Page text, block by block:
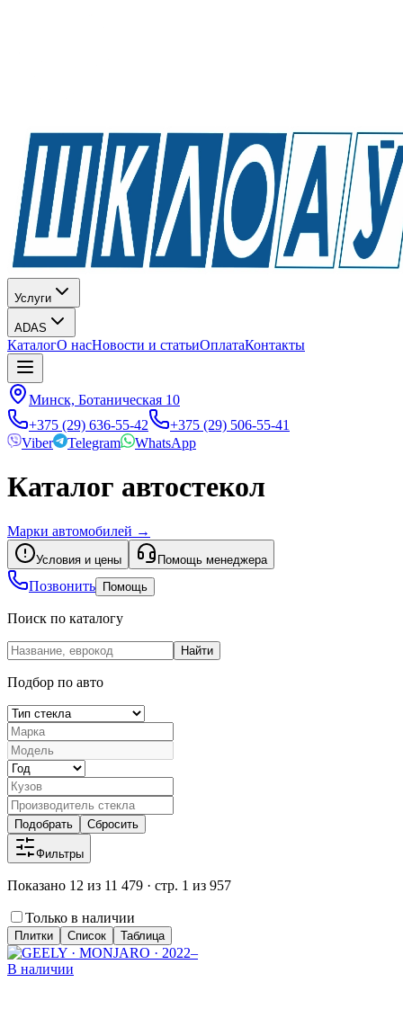
Услуги
ADAS
КаталогО насНовости и статьиОплатаКонтакты
Минск, Ботаническая 10
+375 (29) 636-55-42
+375 (29) 506-55-41
Viber
Telegram WhatsApp
Каталог автостекол
Марки автомобилей →
Условия и цены Помощь менеджера
Позвонить Помощь
Поиск по каталогу
Найти
Подбор по авто
Подобрать Сбросить
Фильтры
Показано 12 из 11 479 · стр. 1 из 957
Только в наличии
Плитки Список Таблица
В наличии